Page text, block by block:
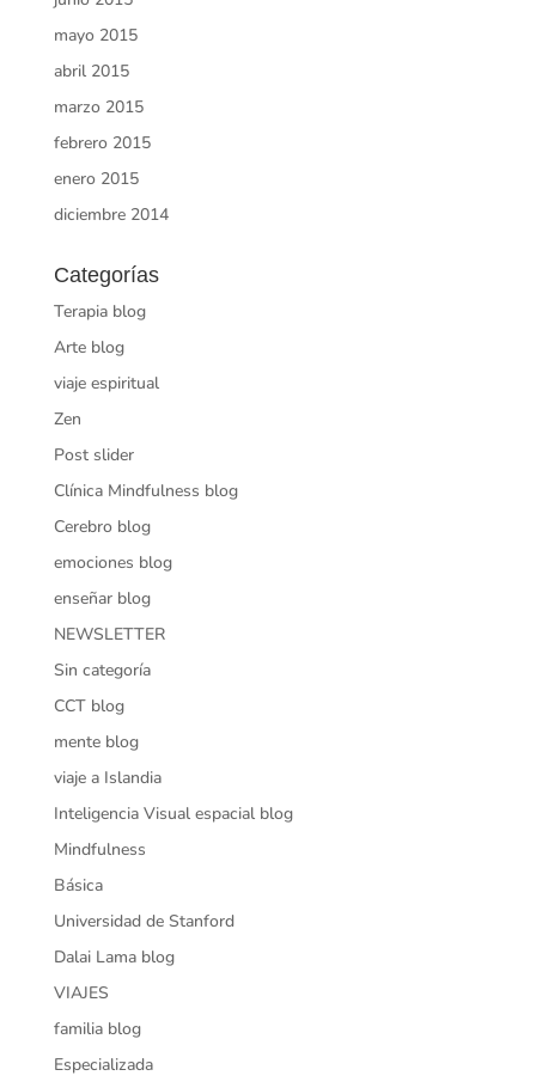
mayo 2015
abril 2015
marzo 2015
febrero 2015
enero 2015
diciembre 2014
Categorías
Terapia blog
Arte blog
viaje espiritual
Zen
Post slider
Clínica Mindfulness blog
Cerebro blog
emociones blog
enseñar blog
NEWSLETTER
Sin categoría
CCT blog
mente blog
viaje a Islandia
Inteligencia Visual espacial blog
Mindfulness
Básica
Universidad de Stanford
Dalai Lama blog
VIAJES
familia blog
Especializada